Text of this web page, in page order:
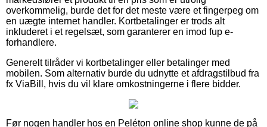
overkommelig, burde det for det meste være et fingerpeg om
en uægte internet handler. Kortbetalinger er trods alt
inkluderet i et regelsæt, som garanterer en imod fup e-
forhandlere.
Generelt tilråder vi kortbetalinger eller betalinger med
mobilen. Som alternativ burde du udnytte et afdragstilbud fra
fx ViaBill, hvis du vil klare omkostningerne i flere bidder.
Før nogen handler hos en Peléton online shop kunne de på